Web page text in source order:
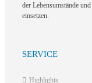
der Lebensumstände
einsetzen.
SERVICE
Highlights